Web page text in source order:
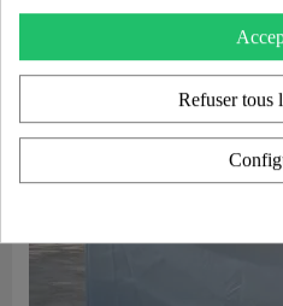
Refuser tous